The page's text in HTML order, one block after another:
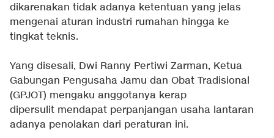
dikarenakan tidak adanya ketentuan yang jelas
mengenai aturan industri rumahan hingga ke
tingkat teknis.
Yang disesali, Dwi Ranny Pertiwi Zarman, Ketua
Gabungan Pengusaha Jamu dan Obat Tradisional
(GPJOT) mengaku anggotanya kerap
dipersulit mendapat perpanjangan usaha lantaran
adanya penolakan dari peraturan ini.